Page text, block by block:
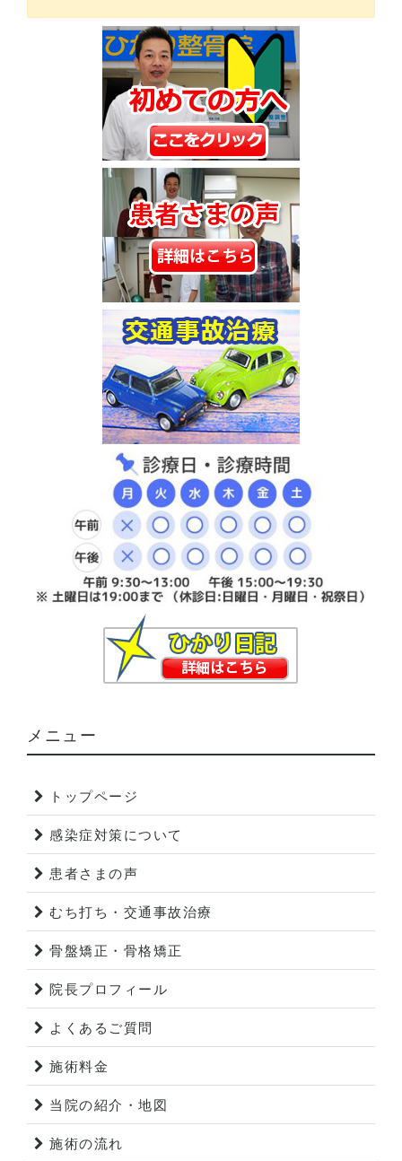
メニュー
トップページ
感染症対策について
患者さまの声
むち打ち・交通事故治療
骨盤矯正・骨格矯正
院長プロフィール
よくあるご質問
施術料金
当院の紹介・地図
施術の流れ